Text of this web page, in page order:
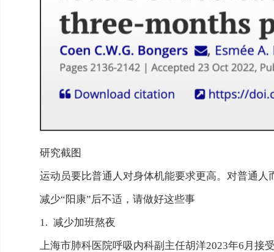
研究截图
运动员要比普通人对身体机能要求更高。对普通
减少“阳康”后不适，请做好这些事
1. 减少加班熬夜
上海市肺科医院呼吸内科副主任胡洋2023年6月接